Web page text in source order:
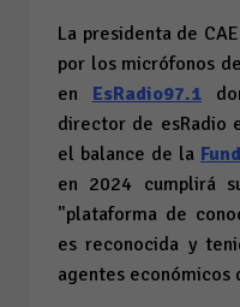
La presidenta de
por los micrófonos
en EsRadio97.1
director de esRadio
el balance de la
en 2024 cumplirá
"plataforma de
es reconocida y
agentes económicos